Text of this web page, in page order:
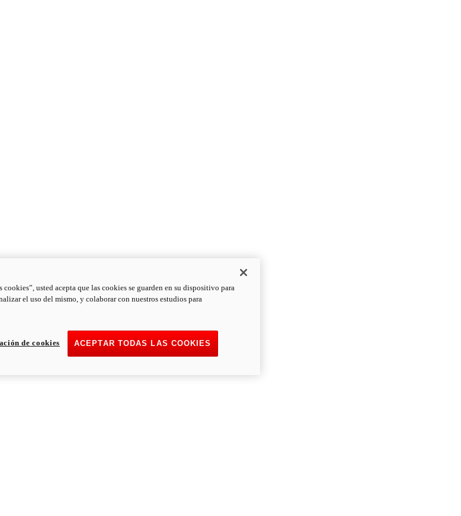
usted acepta que las cookies se guarden en su dispositivo para
el uso del mismo, y colaborar con nuestros estudios para
ACEPTAR TODAS LAS COOKIES
de cookies